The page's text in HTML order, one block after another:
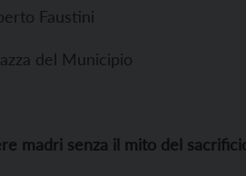
Faustini
del Municipio
madri senza il mito del